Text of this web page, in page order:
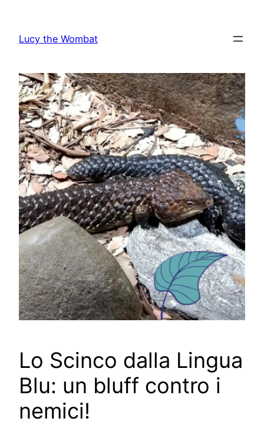
contenuto
Lucy the Wombat
Lo Scinco dalla Lingua
Blu: un bluff contro i
nemici!